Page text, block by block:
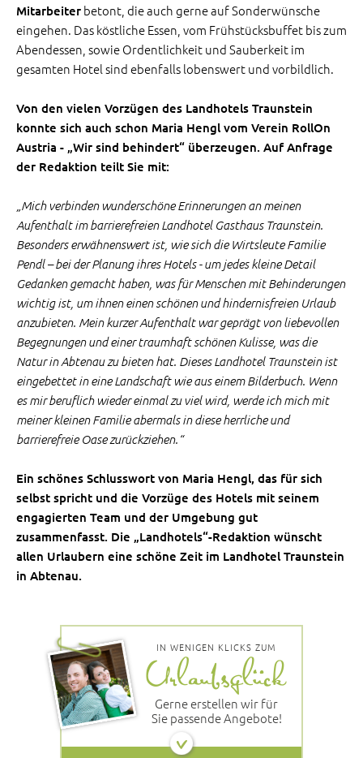
Mitarbeiter betont, die auch gerne auf Sonderwünsche
eingehen. Das köstliche Essen, vom Frühstücksbuffet bis zum
Abendessen, sowie Ordentlichkeit und Sauberkeit im
gesamten Hotel sind ebenfalls lobenswert und vorbildlich.
Von den vielen Vorzügen des Landhotels Traunstein
konnte sich auch schon Maria Hengl vom Verein RollOn
Austria - „Wir sind behindert“ überzeugen. Auf Anfrage
der Redaktion teilt Sie mit:
„Mich verbinden wunderschöne Erinnerungen an meinen
Aufenthalt im barrierefreien Landhotel Gasthaus Traunstein.
Besonders erwähnenswert ist, wie sich die Wirtsleute Familie
Pendl – bei der Planung ihres Hotels - um jedes kleine Detail
Gedanken gemacht haben, was für Menschen mit Behinderungen
wichtig ist, um ihnen einen schönen und hindernisfreien Urlaub
anzubieten. Mein kurzer Aufenthalt war geprägt von liebevollen
Begegnungen und einer traumhaft schönen Kulisse, was die
Natur in Abtenau zu bieten hat. Dieses Landhotel Traunstein ist
eingebettet in eine Landschaft wie aus einem Bilderbuch. Wenn
es mir beruflich wieder einmal zu viel wird, werde ich mich mit
meiner kleinen Familie abermals in diese herrliche und
barrierefreie Oase zurückziehen.“
Ein schönes Schlusswort von Maria Hengl, das für sich
selbst spricht und die Vorzüge des Hotels mit seinem
engagierten Team und der Umgebung gut
zusammenfasst. Die „Landhotels“-Redaktion wünscht
allen Urlaubern eine schöne Zeit im Landhotel Traunstein
in Abtenau.
IN WENIGEN KLICKS ZUM
Gerne erstellen wir für
Sie passende Angebote!